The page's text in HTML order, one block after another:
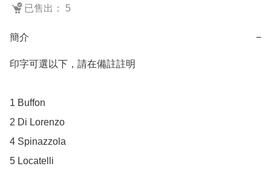
已售出： 5
簡介 −
印字可選以下，請在備註註明
1 Buffon
2 Di Lorenzo
4 Spinazzola
5 Locatelli